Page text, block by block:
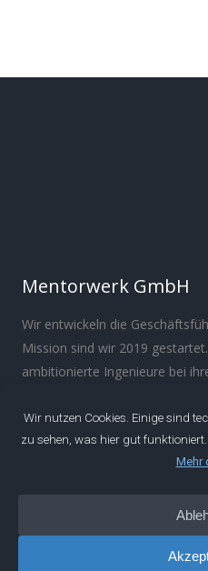
Mentorwerk GmbH
Wir entwickeln die
Mission sind wir 2019
ambitionierte Ingenieure bei
Manifest Impressum
IDEEN
Artikel